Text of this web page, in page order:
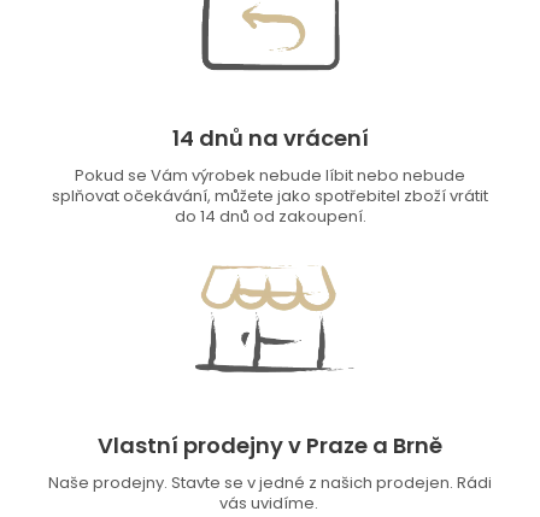
14 dnů na vrácení
Pokud se Vám výrobek nebude líbit nebo nebude
splňovat očekávání, můžete jako spotřebitel zboží vrátit
do 14 dnů od zakoupení.
Vlastní prodejny v Praze a Brně
Naše prodejny. Stavte se v jedné z našich prodejen. Rádi
vás uvidíme.